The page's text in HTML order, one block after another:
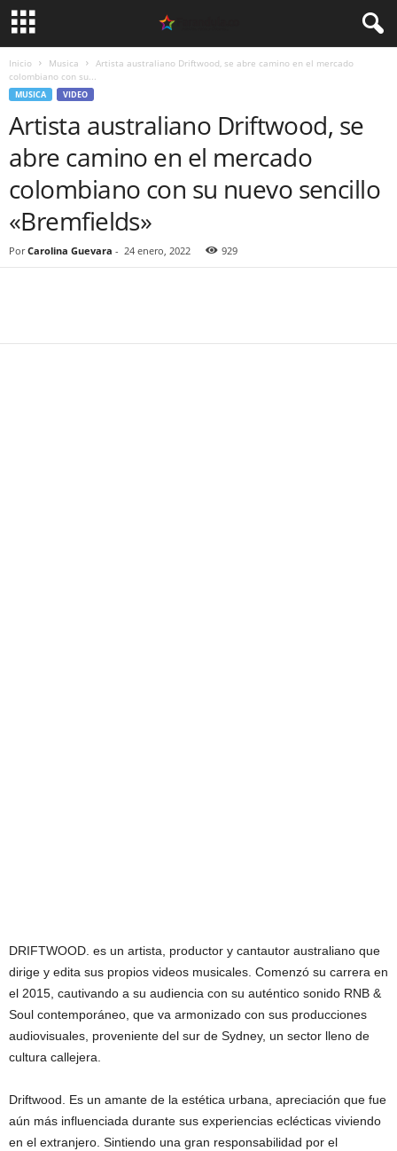
Inicio Musica
Artista australiano Driftwood, se abre camino en el mercado
colombiano con su...
MUSICA VIDEO
Artista australiano Driftwood, se
abre camino en el mercado
colombiano con su nuevo sencillo
«Bremfields»
Por Carolina Guevara - 24 enero, 2022 929
DRIFTWOOD. es un artista, productor y cantautor australiano que
dirige y edita sus propios videos musicales. Comenzó su carrera en
el 2015, cautivando a su audiencia con su auténtico sonido RNB &
Soul contemporáneo, que va armonizado con sus producciones
audiovisuales, proveniente del sur de Sydney, un sector lleno de
cultura callejera.
Driftwood. Es un amante de la estética urbana, apreciación que fue
aún más influenciada durante sus experiencias eclécticas viviendo
en el extranjero. Sintiendo una gran responsabilidad por el